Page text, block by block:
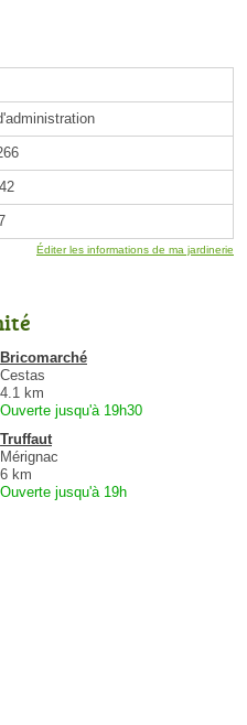
Éditer les informations de ma jardinerie
Bricomarché
Cestas
4.1 km
Ouverte jusqu'à 19h30
Truffaut
Mérignac
6 km
Ouverte jusqu'à 19h